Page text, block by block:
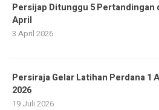
Persijap Ditunggu 5 Pertandingan
April
3 April 2026
Persiraja Gelar Latihan Perdana 1
2026
19 Juli 2026